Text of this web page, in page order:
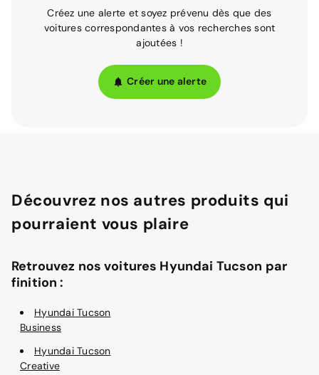
Créez une alerte et soyez prévenu dès que des
voitures correspondantes à vos recherches sont
ajoutées !
Créer une alerte
Découvrez nos autres produits qui
pourraient vous plaire
Retrouvez nos voitures Hyundai Tucson par
finition :
Hyundai Tucson
Business
Hyundai Tucson
Creative